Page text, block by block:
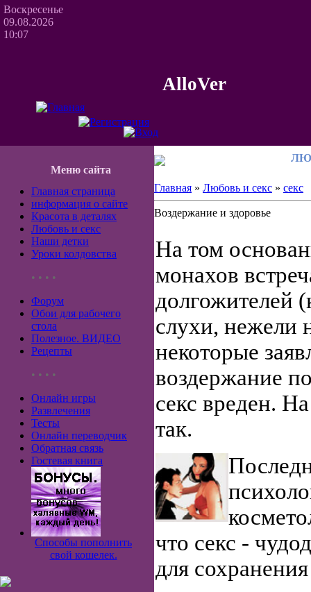
Воскресенье
09.08.2026
10:07
AlloVer
Меню сайта
Главная страница
информация о сайте
Красота в деталях
Любовь и секс
Наши детки
Уроки колдовства
• • • •
Форум
Обои для рабочего
стола
Полезное. ВИДЕО
Рецепты
• • • •
Онлайн игры
Развлечения
Тесты
Онлайн переводчик
Обратная связь
Гостевая книга
Способы пополнить
свой кошелек.
Главная » Любовь и секс » секс
Воздержание и здоровье
На том
монахов
долгожителей
слухи, нежели
некоторые
воздержание
секс вреден.
так.
что секс -
для